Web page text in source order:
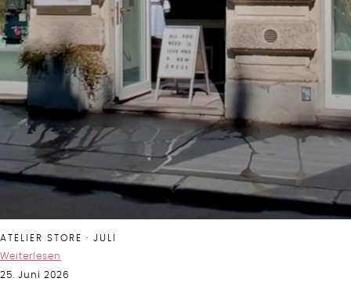
ATELIER STORE · JULI
Weiterlesen
25. Juni 2026